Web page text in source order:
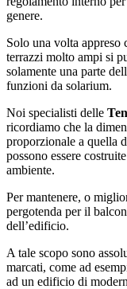
genere.
Solo una volta appreso
terrazzi molto ampi si
solamente una parte
funzioni da solarium.
Noi specialisti delle
ricordiamo che la
proporzionale a quella
possono essere
ambiente.
Per mantenere, o
pergotenda per il
dell’edificio.
A tale scopo sono
marcati, come ad
ad un edificio di